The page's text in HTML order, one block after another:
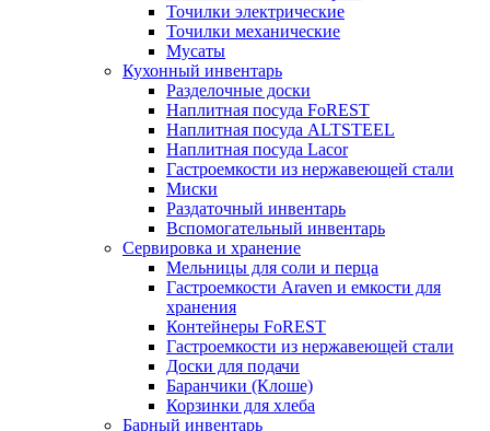
Точилки электрические
Точилки механические
Мусаты
Кухонный инвентарь
Разделочные доски
Наплитная посуда FoREST
Наплитная посуда ALTSTEEL
Наплитная посуда Lacor
Гастроемкости из нержавеющей стали
Миски
Раздаточный инвентарь
Вспомогательный инвентарь
Сервировка и хранение
Мельницы для соли и перца
Гастроемкости Araven и емкости для
хранения
Контейнеры FoREST
Гастроемкости из нержавеющей стали
Доски для подачи
Баранчики (Клоше)
Корзинки для хлеба
Барный инвентарь